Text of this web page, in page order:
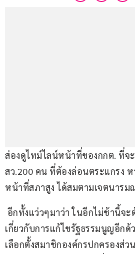
ส่องดูไทม์ไลน์หน้าที่ของกกต. ที่จ
สว.200 คน ที่ต้องล่อนตระแกรง
หน้าที่สภาสูง ได้สมตามเจตนาร
อีกทั้งแว่วๆมาว่า ในอีกไม่ช้านี้จะ
เกี่ยวกับการแก้ไขรัฐธรรมนูญอีกด้
เลือกตั้งสมาชิกองค์กรปกครองส่ว